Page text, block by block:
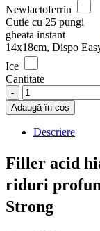
Newlactoferrin
Cutie cu 25 pungi
gheata instant
14x18cm, Dispo
Ice
Cantitate
Filler
acid
hialuronic
1x1
riduri
profunde
și
volum
Adaugă în coș
Descriere
Filler acid
riduri
Strong